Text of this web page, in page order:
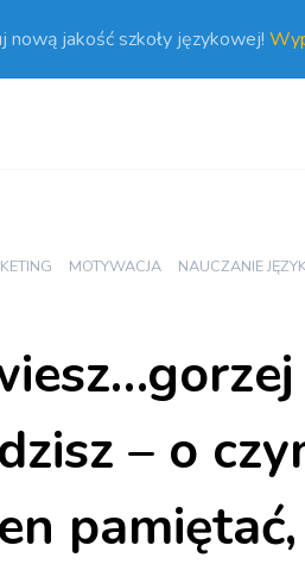
nową jakość szkoły językowej!
MOTYWACJA NAUCZANIE
– o